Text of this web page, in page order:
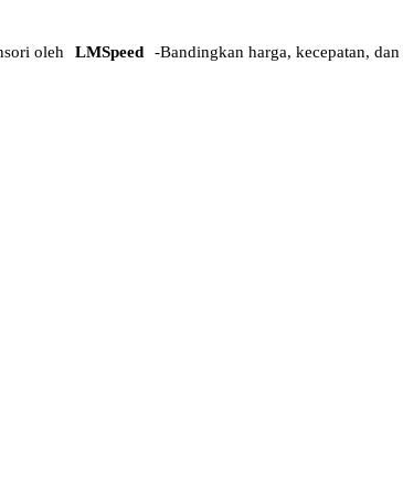
oleh LMSpeed -Bandingkan harga, kecepatan,